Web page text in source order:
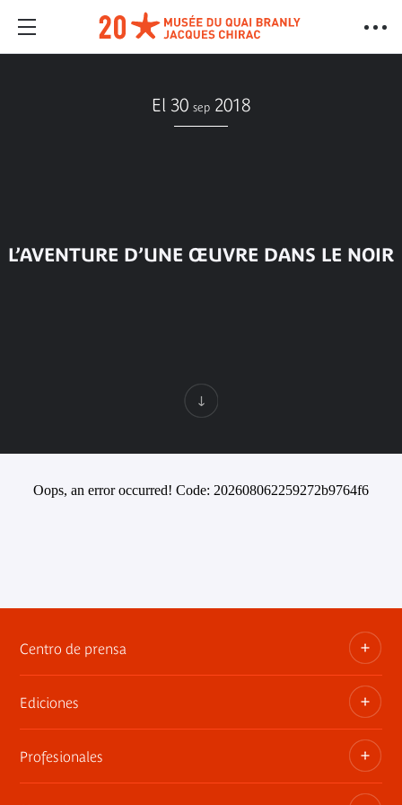
El 30 sep 2018
L’AVENTURE D’UNE ŒUVRE DANS LE NOIR
Oops, an error occurred! Code: 202608062259272b9764f6
Centro de prensa
Dosieres, comunicados de prensa, anuncios de
exposiciones
Ediciones
Las publicaciones del museo
Profesionales